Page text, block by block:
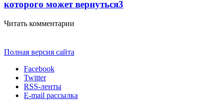
которого может вернуться3
Читать комментарии
Полная версия сайта
Facebook
Twitter
RSS-ленты
E-mail рассылка